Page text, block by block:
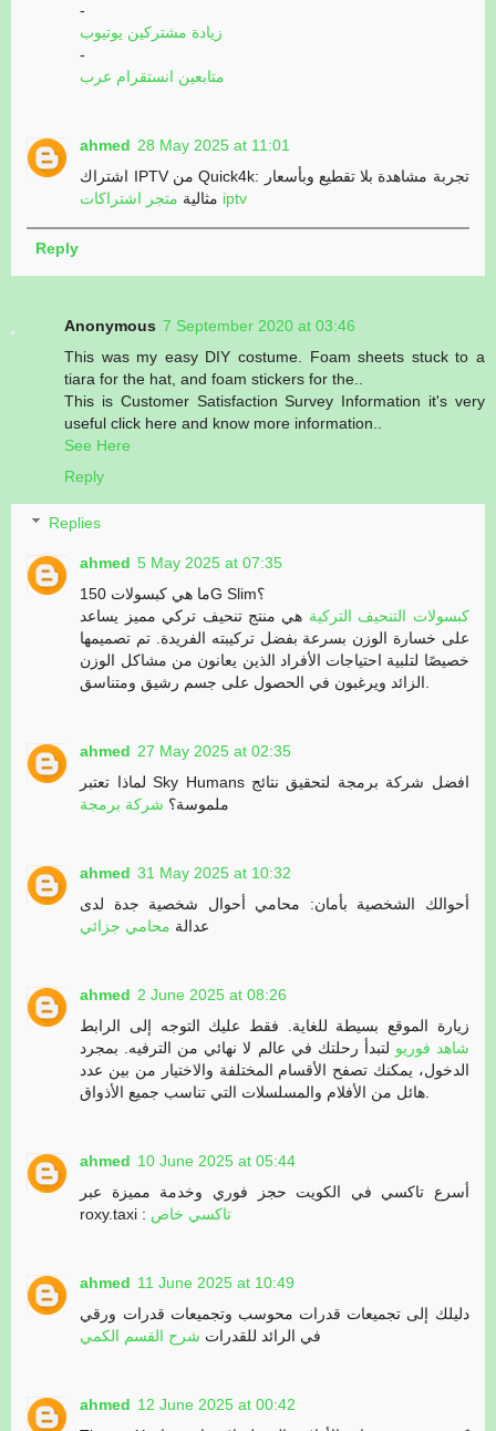
-
زيادة مشتركين يوتيوب
-
متابعين انستقرام عرب
ahmed 28 May 2025 at 11:01
اشتراك IPTV من Quick4k: تجربة مشاهدة بلا تقطيع وبأسعار
مثالية متجر اشتراكات iptv
Reply
Anonymous 7 September 2020 at 03:46
This was my easy DIY costume. Foam sheets stuck to a
tiara for the hat, and foam stickers for the..
This is Customer Satisfaction Survey Information it's very
useful click here and know more information..
See Here
Reply
Replies
ahmed 5 May 2025 at 07:35
ما هي كبسولات 150G Slim؟
كبسولات التنحيف التركية هي منتج تنحيف تركي مميز يساعد
على خسارة الوزن بسرعة بفضل تركيبته الفريدة. تم تصميمها
خصيصًا لتلبية احتياجات الأفراد الذين يعانون من مشاكل الوزن
ahmed 27 May 2025 at 02:35
لماذا تعتبر Sky Humans افضل شركة برمجة لتحقيق نتائج
ملموسة؟ شركة برمجة
ahmed 31 May 2025 at 10:32
أحوالك الشخصية بأمان: محامي أحوال شخصية جدة لدى
عدالة محامي جزائي
ahmed 2 June 2025 at 08:26
زيارة الموقع بسيطة للغاية. فقط عليك التوجه إلى الرابط
شاهد فوريو لتبدأ رحلتك في عالم لا نهائي من الترفيه. بمجرد
الدخول، يمكنك تصفح الأقسام المختلفة والاختيار من بين عدد
ahmed 10 June 2025 at 05:44
أسرع تاكسي في الكويت حجز فوري وخدمة مميزة عبر
roxy.taxi : تاكسي خاص
ahmed 11 June 2025 at 10:49
دليلك إلى تجميعات قدرات محوسب وتجميعات قدرات ورقي
في الرائد للقدرات شرح القسم الكمي
ahmed 12 June 2025 at 00:42